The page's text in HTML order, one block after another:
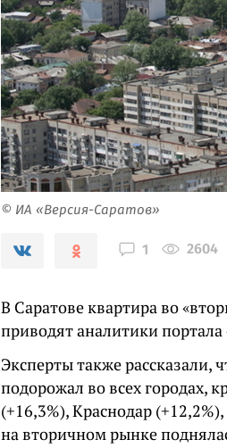
© ИА «Версия-Саратов»
1 2604
В Саратове квартира во
приводят аналитики портала
Эксперты также рассказали,
подорожал во всех городах,
(+16,3%), Краснодар
на вторичном рынке